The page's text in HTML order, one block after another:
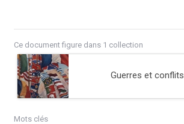
Ce document figure dans 1 collection
Guerres et conflits
Mots clés